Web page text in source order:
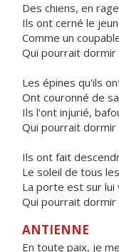
Des chiens, en
Ils ont cerné le
Comme un
Qui pourrait dormir
Les épines qu'ils
Ont couronné de
Ils l'ont injurié,
Qui pourrait dormir
Ils ont fait
Le soleil de tous
La porte est sur lui
Qui pourrait dormir
ANTIENNE
En toute paix, je